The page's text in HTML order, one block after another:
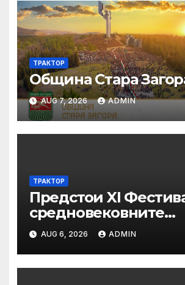
ТРАКТОР
Община Стара
AUG 7, 2026 ADMIN
ТРАКТОР
Предстои XI
средновековните
традиции, бит и
„Калето
AUG 6, 2026 ADMIN